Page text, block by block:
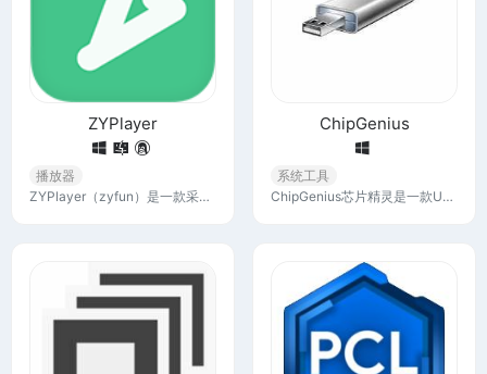
ZYPlayer
播放器
ZYPlayer（zyfun）是一款采用现代化技术栈开发的高颜值媒体播放器，它的薄荷绿主题色给人以视觉上的舒适感，更以其强大的功能和跨平台兼容性赢得了用户的青睐。
ChipGenius
系统工具
ChipGenius芯片精灵是一款USB设备芯片型号检测工具，它能够自动查询U盘、MP3/MP4、读卡器、移动硬盘等USB设备的主控芯片型号、制造商、品牌，并提供相关资料下载地址。